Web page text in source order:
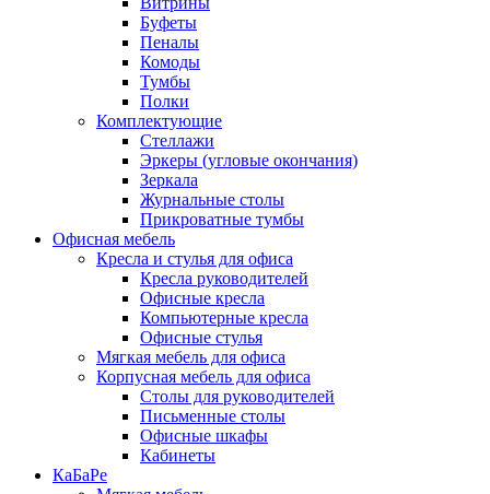
Буфеты
Пеналы
Комоды
Тумбы
Полки
Комплектующие
Стеллажи
Эркеры (угловые окончания)
Зеркала
Журнальные столы
Прикроватные тумбы
Офисная мебель
Кресла и стулья для офиса
Кресла руководителей
Офисные кресла
Компьютерные кресла
Офисные стулья
Мягкая мебель для офиса
Корпусная мебель для офиса
Столы для руководителей
Письменные столы
Офисные шкафы
Кабинеты
КаБаРе